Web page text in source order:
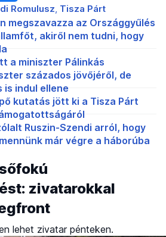
Romulusz Tisza Párt
megszavazza az Országgyűlés
akiről nem tudni, hogy
a miniszter Pálinkás
százados jövőjéről, de
is indul ellene
kutatás jött ki a Tisza Párt
Ruszin-Szendi arról, hogy
már végre a háborúba
zivatarokkal
lehet zivatar pénteken.